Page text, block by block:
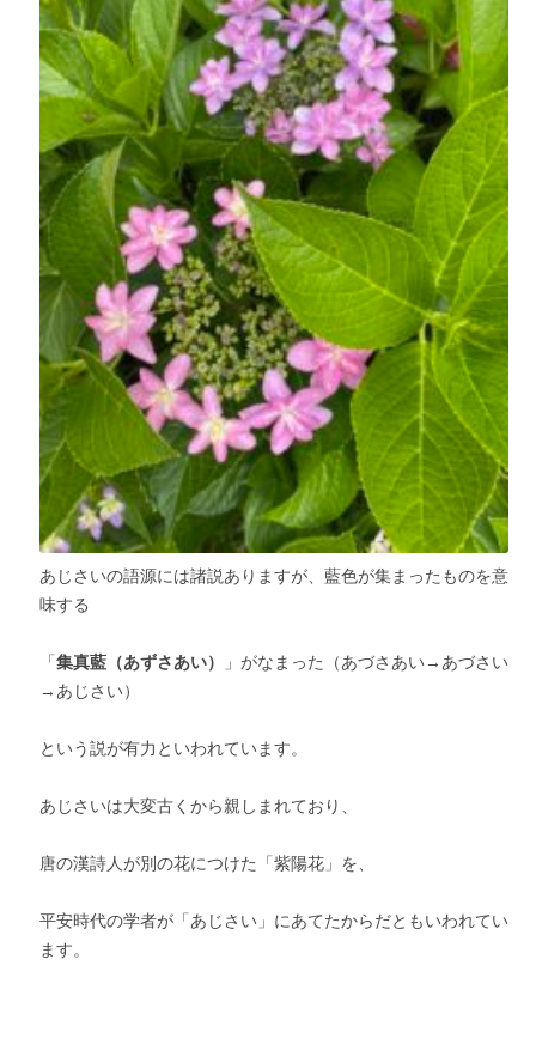
あじさいの語源には諸説ありますが、藍色が集まったものを意
味する
「集真藍（あずさあい）
」がなまった（あづさあい→あづさい
→あじさい）
という説が有力といわれています。
あじさいは大変古くから親しまれており、
唐の漢詩人が別の花につけた「紫陽花」を、
平安時代の学者が「あじさい」にあてたからだともいわれてい
ます。